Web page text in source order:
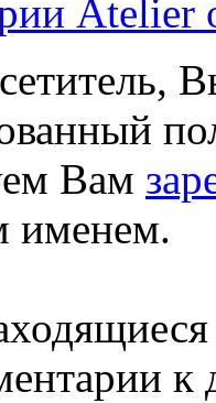
Atelier
Вам
именем.